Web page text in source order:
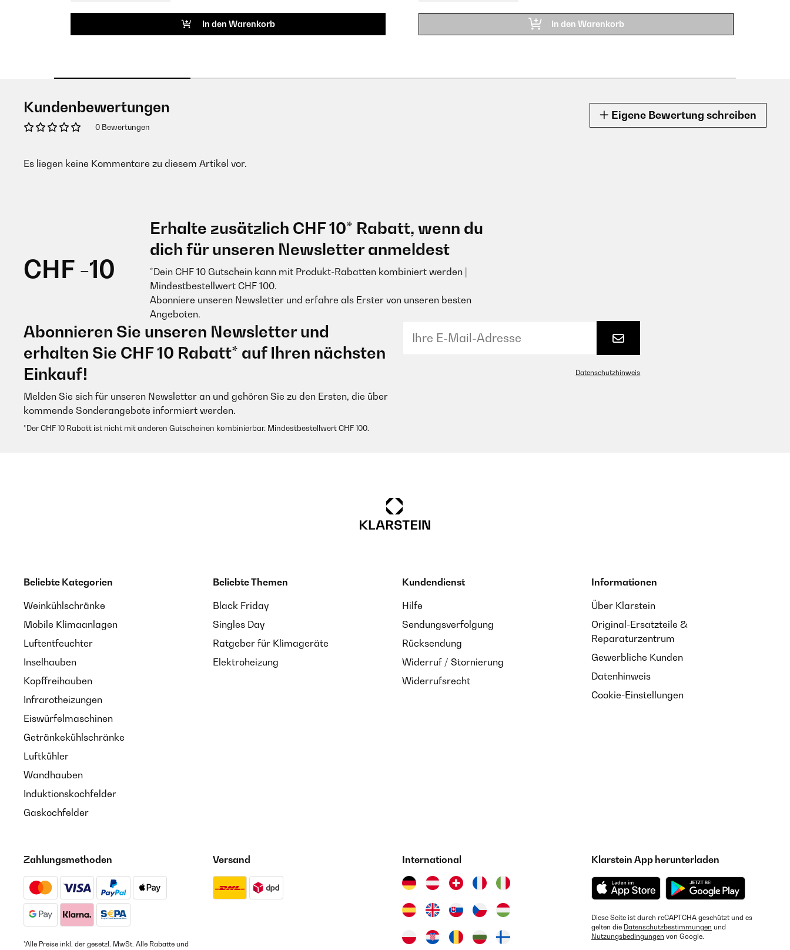
In den Warenkorb In den Warenkorb
Kundenbewertungen
0 Bewertungen
Eigene Bewertung schreiben
Es liegen keine Kommentare zu diesem Artikel vor.
CHF -10
Erhalte zusätzlich CHF 10* Rabatt, wenn du
dich für unseren Newsletter anmeldest
*Dein CHF 10 Gutschein kann mit Produkt-Rabatten kombiniert werden |
Mindestbestellwert CHF 100.
Abonniere unseren Newsletter und erfahre als Erster von unseren besten
Angeboten.
Abonnieren Sie unseren Newsletter und
erhalten Sie CHF 10 Rabatt* auf Ihren nächsten
Einkauf!
Melden Sie sich für unseren Newsletter an und gehören Sie zu den Ersten, die über
kommende Sonderangebote informiert werden.
*Der CHF 10 Rabatt ist nicht mit anderen Gutscheinen kombinierbar. Mindestbestellwert CHF 100.
Datenschutzhinweis
Beliebte Kategorien
Weinkühlschränke
Mobile Klimaanlagen
Luftentfeuchter
Inselhauben
Kopffreihauben
Infrarotheizungen
Eiswürfelmaschinen
Getränkekühlschränke
Luftkühler
Wandhauben
Induktionskochfelder
Gaskochfelder
Beliebte Themen
Black Friday
Singles Day
Ratgeber für Klimageräte
Elektroheizung
Kundendienst
Hilfe
Sendungsverfolgung
Rücksendung
Widerruf / Stornierung
Widerrufsrecht
Informationen
Über Klarstein
Original-Ersatzteile &
Reparaturzentrum
Gewerbliche Kunden
Datenhinweis
Cookie-Einstellungen
Zahlungsmethoden
*Alle Preise inkl. der gesetzl. MwSt. Alle Rabatte und
Versand International Klarstein App herunterladen
Diese Seite ist durch reCAPTCHA geschützt und es
gelten die Datenschutzbestimmungen und
Nutzungsbedingungen von Google.